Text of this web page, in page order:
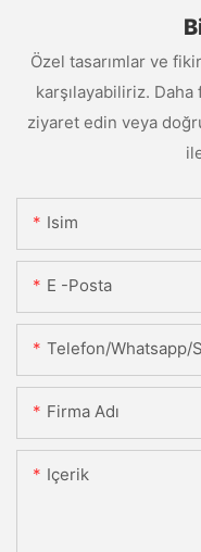
Özel tasarımlar ve
karşılayabiliriz.
ziyaret edin veya
Isim
E -posta
Telefon/Whatsapp/
Firma Adı
Içerik